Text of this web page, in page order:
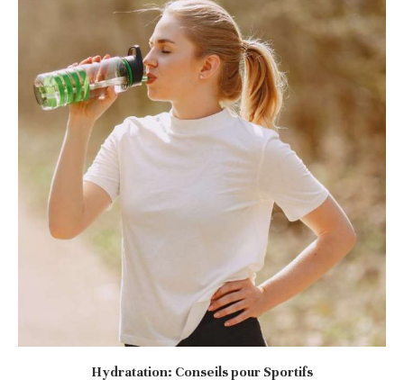
Hydratation: Conseils pour Sportifs